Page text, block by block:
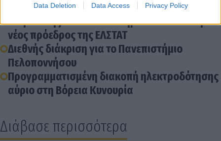
Data Deletion Data Access Privacy Policy
το Πανεπιστήμιο Πελοποννήσου
Ο Πρύτανης του Πανεπιστημίου Πελοποννήσου
νέος πρόεδρος της ΕΛΣΤΑΤ
Διεθνής διάκριση για το Πανεπιστήμιο
Πελοποννήσου
Προγραμματισμένη διακοπή ηλεκτροδότησης
αύριο στη Βόρεια Κυνουρία
Διάβασε περισσότερα